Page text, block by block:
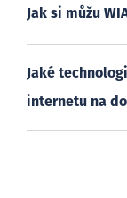
Jak si můžu
Jaké
internetu na